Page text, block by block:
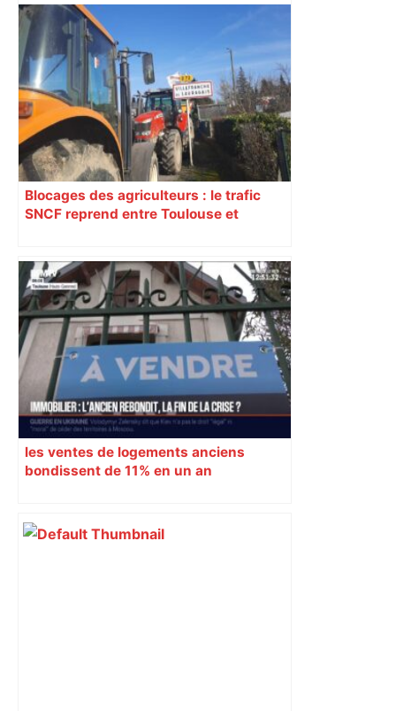
Top 14: comment Perpignan a une
nouvelle fois fait tomber Toulouse? –
RMC Sport
Blocages des agriculteurs : le trafic
SNCF reprend entre Toulouse et
les ventes de logements anciens
bondissent de 11% en un an